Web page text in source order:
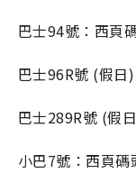
巴士94號：西頁
巴士96R號 (假日
巴士289R號 (假
小巴7號：西頁碼